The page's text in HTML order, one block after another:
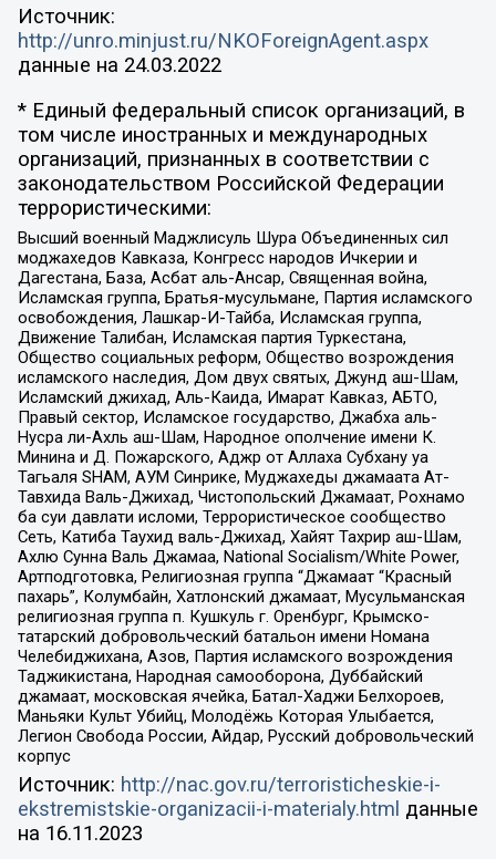
Источник:
http://unro.minjust.ru/NKOForeignAgent.aspx
данные на 24.03.2022
* Единый федеральный список организаций, в
том числе иностранных и международных
организаций, признанных в соответствии с
законодательством Российской Федерации
террористическими:
Высший военный Маджлисуль Шура Объединенных сил
моджахедов Кавказа, Конгресс народов Ичкерии и
Дагестана, База, Асбат аль-Ансар, Священная война,
Исламская группа, Братья-мусульмане, Партия исламского
освобождения, Лашкар-И-Тайба, Исламская группа,
Движение Талибан, Исламская партия Туркестана,
Общество социальных реформ, Общество возрождения
исламского наследия, Дом двух святых, Джунд аш-Шам,
Исламский джихад, Аль-Каида, Имарат Кавказ, АБТО,
Правый сектор, Исламское государство, Джабха аль-
Нусра ли-Ахль аш-Шам, Народное ополчение имени К.
Минина и Д. Пожарского, Аджр от Аллаха Субхану уа
Тагьаля SHAM, АУМ Синрике, Муджахеды джамаата Ат-
Тавхида Валь-Джихад, Чистопольский Джамаат, Рохнамо
ба суи давлати исломи, Террористическое сообщество
Сеть, Катиба Таухид валь-Джихад, Хайят Тахрир аш-Шам,
Ахлю Сунна Валь Джамаа, National Socialism/White Power,
Артподготовка, Религиозная группа “Джамаат “Красный
пахарь”, Колумбайн, Хатлонский джамаат, Мусульманская
религиозная группа п. Кушкуль г. Оренбург, Крымско-
татарский добровольческий батальон имени Номана
Челебиджихана, Азов, Партия исламского возрождения
Таджикистана, Народная самооборона, Дуббайский
джамаат, московская ячейка, Батал-Хаджи Белхороев,
Маньяки Культ Убийц, Молодёжь Которая Улыбается,
Легион Свобода России, Айдар, Русский добровольческий
корпус
Источник: http://nac.gov.ru/terroristicheskie-i-
ekstremistskie-organizacii-i-materialy.html данные
на 16.11.2023